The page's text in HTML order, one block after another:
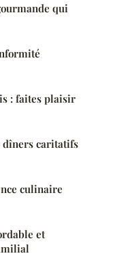
qui
: faites plaisir
caritatifs
culinaire
et